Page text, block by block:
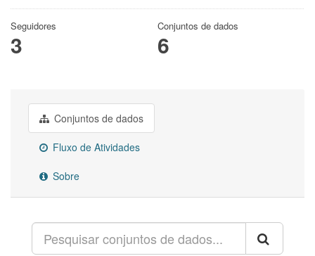
Seguidores
3
Conjuntos de dados
6
Conjuntos de dados
Fluxo de Atividades
Sobre